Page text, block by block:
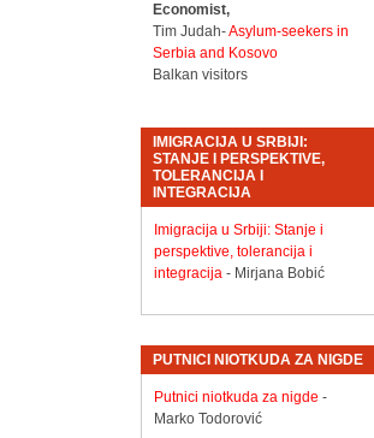
Economist,
Tim Judah-Asylum-seekers in
Serbia and Kosovo
Balkan visitors
IMIGRACIJA U SRBIJI:
STANJE I PERSPEKTIVE,
TOLERANCIJA I
INTEGRACIJA
Imigracija u Srbiji: Stanje i
perspektive, tolerancija i
integracija- Mirjana Bobić
PUTNICI NIOTKUDA ZA NIGDE
Putnici niotkuda za nigde -
Marko Todorović